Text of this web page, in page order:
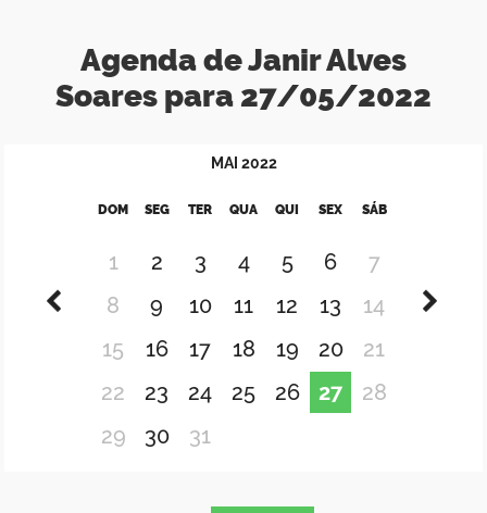
Agenda de Janir Alves
Soares para 27/05/2022
MAI 2022
DOM SEG TER QUA QUI SEX SÁB
1 2 3 4 5 6
7
8
9 10 11 12 13
14
15
16 17 18 19 20
21
22
23 24 25 26 27
28
29
30 31